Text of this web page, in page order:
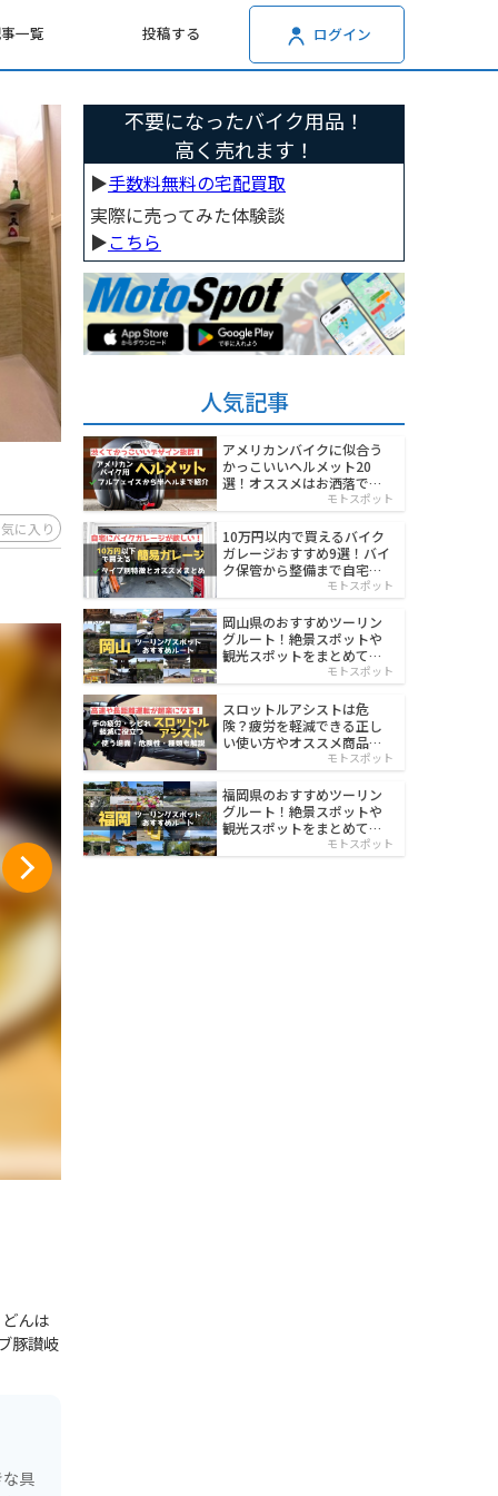
一覧 投稿する ログイン
に入り
んは
豚讃岐
具
不要になったバイク用品！
高く売れます！
▶︎手数料無料の宅配買取
実際に売ってみた体験談
▶︎こちら
人気記事
アメリカンバイクに似合う
かっこいいヘルメット20
選！オススメはお洒落でワ
モトスポット
10万円以内で買えるバイク
ガレージおすすめ9選！バイ
ク保管から整備まで自宅で
モトスポット
岡山県のおすすめツーリン
グルート！絶景スポットや
観光スポットをまとめて紹
モトスポット
スロットルアシストは危
険？疲労を軽減できる正し
い使い方やオススメ商品を
モトスポット
福岡県のおすすめツーリン
グルート！絶景スポットや
観光スポットをまとめて紹
モトスポット